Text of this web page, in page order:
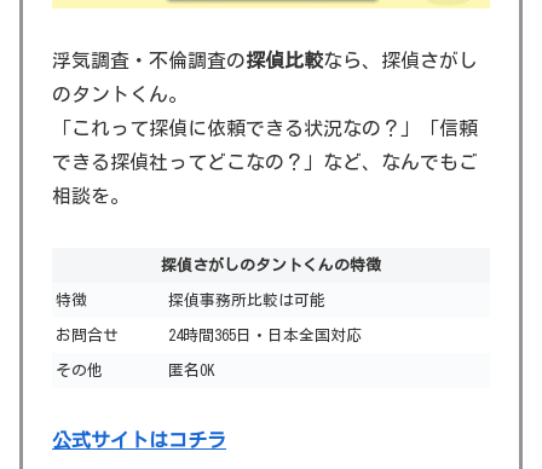
浮気調査・不倫調査の探偵比較なら、探偵さがし
のタントくん。
「これって探偵に依頼できる状況なの？」「信頼
できる探偵社ってどこなの？」など、なんでもご
相談を。
探偵さがしのタントくんの特徴
特徴 探偵事務所比較は可能
お問合せ 24時間365日・日本全国対応
その他 匿名OK
公式サイトはコチラ